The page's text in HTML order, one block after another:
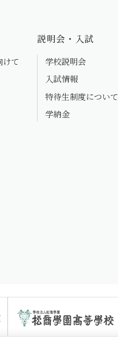
けて
説明会・入試
学校説明会
入試情報
特待生制度について
学納金